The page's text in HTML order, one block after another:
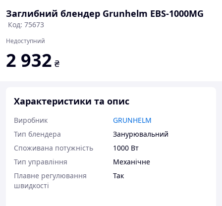
Заглибний блендер Grunhelm EBS-1000MG
Код: 75673
Недоступний
2 932 ₴
Характеристики та опис
Виробник
GRUNHELM
Тип блендера
Занурювальний
Споживана потужність
1000 Вт
Тип управління
Механічне
Плавне регулювання
швидкості
Так